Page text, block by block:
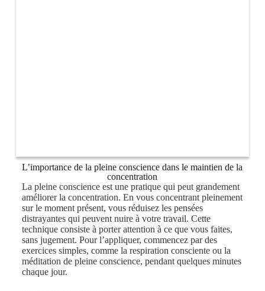
L’importance de la pleine conscience dans le maintien de la
concentration
La pleine conscience est une pratique qui peut grandement
améliorer la concentration. En vous concentrant pleinement
sur le moment présent, vous réduisez les pensées
distrayantes qui peuvent nuire à votre travail. Cette
technique consiste à porter attention à ce que vous faites,
sans jugement. Pour l’appliquer, commencez par des
exercices simples, comme la respiration consciente ou la
méditation de pleine conscience, pendant quelques minutes
chaque jour.